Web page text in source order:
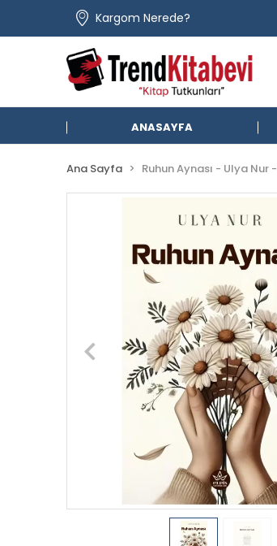
Kargom Nerede?
ANASAYFA
Ana Sayfa Ruhun Aynası - Ulya Nur